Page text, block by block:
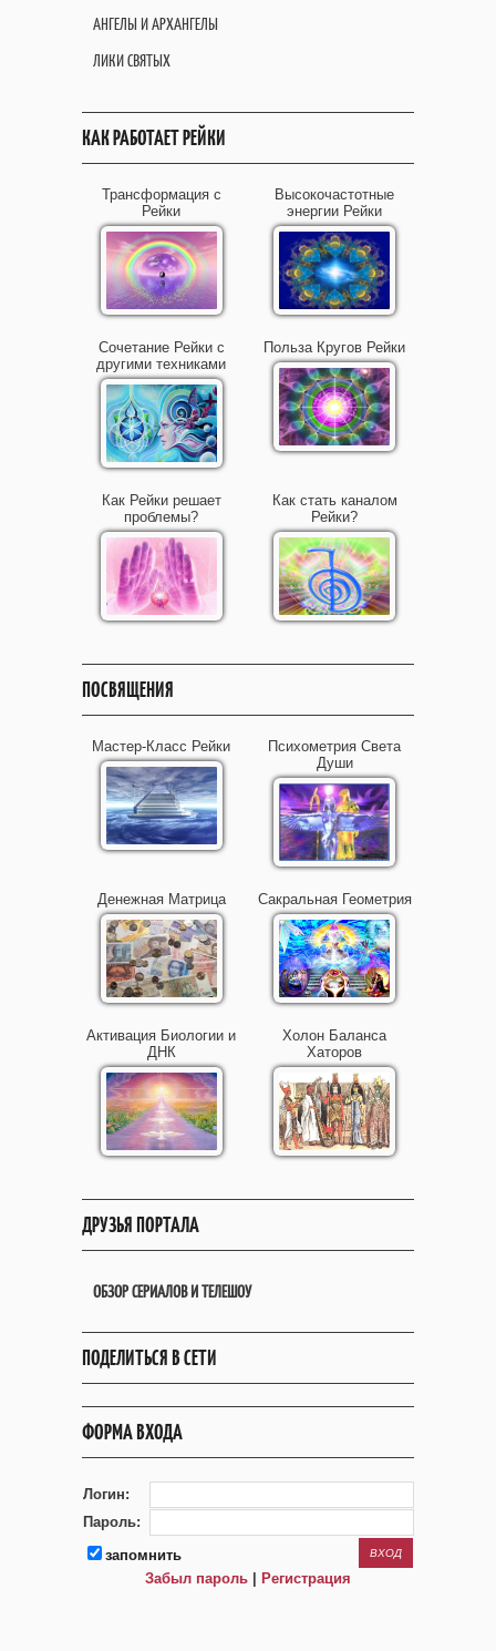
АНГЕЛЫ И АРХАНГЕЛЫ
ЛИКИ СВЯТЫХ
КАК РАБОТАЕТ РЕЙКИ
Трансформация с
Рейки
Высокочастотные
энергии Рейки
Сочетание Рейки с
другими техниками
Польза Кругов Рейки
Как Рейки решает
проблемы?
Как стать каналом
Рейки?
ПОСВЯЩЕНИЯ
Мастер-Класс Рейки
Психометрия Света
Души
Денежная Матрица Сакральная Геометрия
Активация Биологии и
ДНК
Холон Баланса
Хаторов
ДРУЗЬЯ ПОРТАЛА
ОБЗОР СЕРИАЛОВ И ТЕЛЕШОУ
ПОДЕЛИТЬСЯ В СЕТИ
ФОРМА ВХОДА
Логин:
Пароль:
запомнить
Забыл пароль
Регистрация